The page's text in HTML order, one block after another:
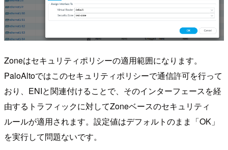
Zoneはセキュリティポリシーの適用範囲になります。
PaloAltoではこのセキュリティポリシーで通信許可を行って
おり、ENIと関連付けることで、そのインターフェースを経
由するトラフィックに対してZoneベースのセキュリティ
ルールが適用されます。設定値はデフォルトのまま「OK」
を実行して問題ないです。